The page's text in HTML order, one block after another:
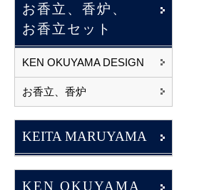
お香立、香炉、
お香立セット
KEN OKUYAMA DESIGN
お香立、香炉
KEITA MARUYAMA
KEN OKUYAMA